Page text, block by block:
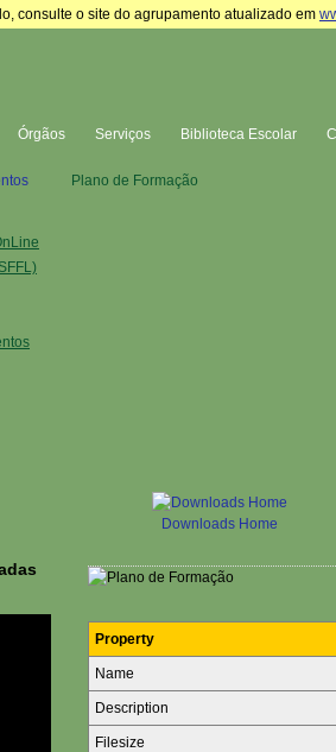
consulte o site do agrupamento atualizado em
Órgãos Serviços Biblioteca Escolar
Plano de Formação
Downloads Home
Property
Name
Description
Filesize